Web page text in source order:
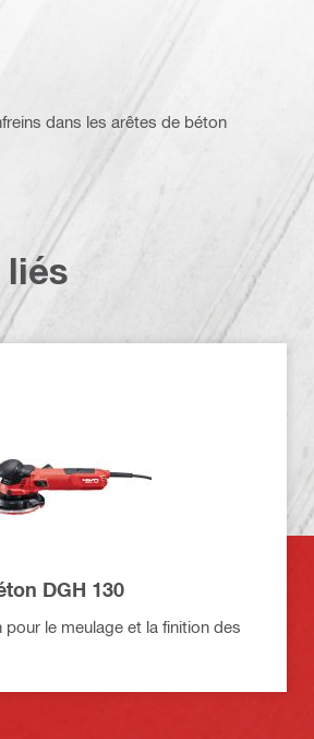
dans les arêtes de béton
DGH 130
le meulage et la finition des